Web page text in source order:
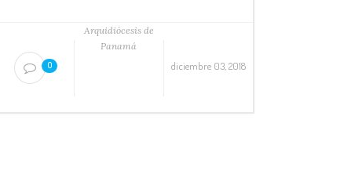
0
Arquidiócesis de
Panamá
diciembre 03, 2018